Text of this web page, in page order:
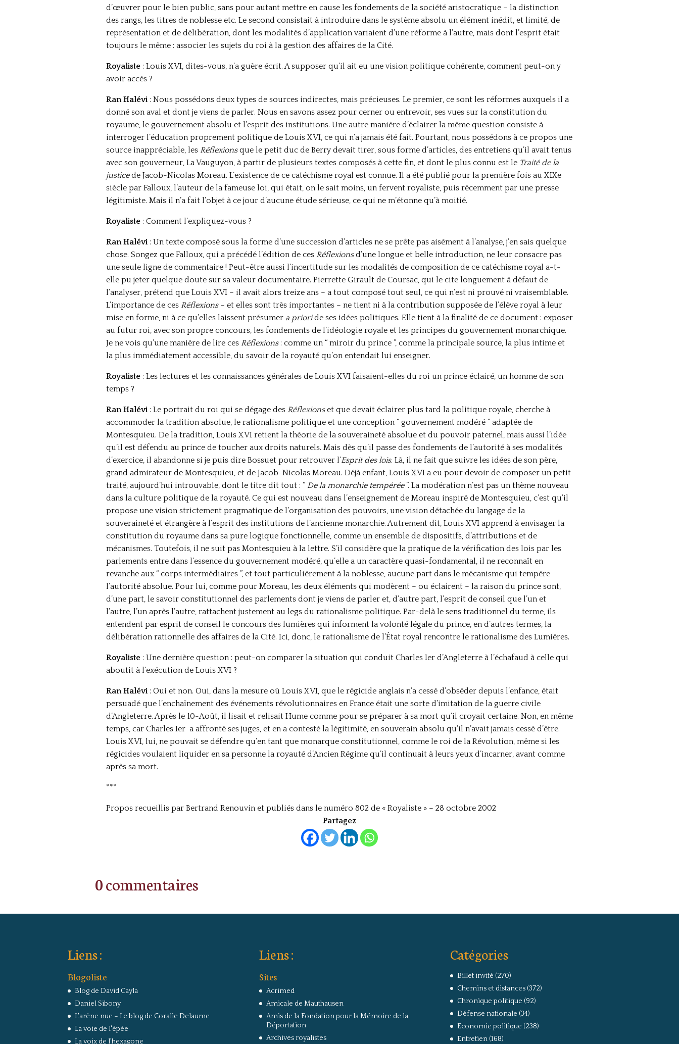
d’œuvrer pour le bien public, sans pour autant mettre en cause les fondements de la société aristocratique – la distinction
des rangs, les titres de noblesse etc. Le second consistait à introduire dans le système absolu un élément inédit, et limité, de
représentation et de délibération, dont les modalités d’application variaient d’une réforme à l’autre, mais dont l’esprit était
toujours le même : associer les sujets du roi à la gestion des affaires de la Cité.
Royaliste: Louis XVI, dites-vous, n’a guère écrit. A supposer qu’il ait eu une vision politique cohérente, comment peut-on y
avoir accès ?
Ran Halévi: Nous possédons deux types de sources indirectes, mais précieuses. Le premier, ce sont les réformes auxquels il a
donné son aval et dont je viens de parler. Nous en savons assez pour cerner ou entrevoir, ses vues sur la constitution du
royaume, le gouvernement absolu et l’esprit des institutions. Une autre manière d’éclairer la même question consiste à
interroger l’éducation proprement politique de Louis XVI, ce qui n’a jamais été fait. Pourtant, nous possédons à ce propos une
source inappréciable, les Réflexionsque le petit duc de Berry devait tirer, sous forme d’articles, des entretiens qu’il avait tenus
avec son gouverneur, La Vauguyon, à partir de plusieurs textes composés à cette fin, et dont le plus connu est leTraité de la
justicede Jacob-Nicolas Moreau. L’existence de ce catéchisme royal est connue. Il a été publié pour la première fois au XIXe
siècle par Falloux, l’auteur de la fameuse loi, qui était, on le sait moins, un fervent royaliste, puis récemment par une presse
légitimiste. Mais il n’a fait l’objet à ce jour d’aucune étude sérieuse, ce qui ne m’étonne qu’à moitié.
Royaliste: Comment l’expliquez-vous ?
Ran Halévi: Un texte composé sous la forme d’une succession d’articles ne se prête pas aisément à l’analyse, j’en sais quelque
chose. Songez que Falloux, qui a précédé l’édition de ces Réflexionsd’une longue et belle introduction, ne leur consacre pas
une seule ligne de commentaire ! Peut-être aussi l’incertitude sur les modalités de composition de ce catéchisme royal a-t-
elle pu jeter quelque doute sur sa valeur documentaire. Pierrette Girault de Coursac, qui le cite longuement à défaut de
l’analyser, prétend que Louis XVI – il avait alors treize ans – a tout composé tout seul, ce qui n’est ni prouvé ni vraisemblable.
L’importance de ces Réflexions– et elles sont très importantes – ne tient ni à la contribution supposée de l’élève royal à leur
mise en forme, ni à ce qu’elles laissent présumer a prioride ses idées politiques. Elle tient à la finalité de ce document : exposer
au futur roi, avec son propre concours, les fondements de l’idéologie royale et les principes du gouvernement monarchique.
Je ne vois qu’une manière de lire ces Réflexions: comme un “ miroir du prince ”, comme la principale source, la plus intime et
la plus immédiatement accessible, du savoir de la royauté qu’on entendait lui enseigner.
Royaliste: Les lectures et les connaissances générales de Louis XVI faisaient-elles du roi un prince éclairé, un homme de son
temps ?
Ran Halévi: Le portrait du roi qui se dégage des Réflexionset que devait éclairer plus tard la politique royale, cherche à
accommoder la tradition absolue, le rationalisme politique et une conception “ gouvernement modéré ” adaptée de
Montesquieu. De la tradition, Louis XVI retient la théorie de la souveraineté absolue et du pouvoir paternel, mais aussi l’idée
qu’il est défendu au prince de toucher aux droits naturels. Mais dès qu’il passe des fondements de l’autorité à ses modalités
d’exercice, il abandonne si je puis dire Bossuet pour retrouver l’Esprit des lois. Là, il ne fait que suivre les idées de son père,
grand admirateur de Montesquieu, et de Jacob-Nicolas Moreau. Déjà enfant, Louis XVI a eu pour devoir de composer un petit
traité, aujourd’hui introuvable, dont le titre dit tout : “ De la monarchie tempérée”. La modération n’est pas un thème nouveau
dans la culture politique de la royauté. Ce qui est nouveau dans l’enseignement de Moreau inspiré de Montesquieu, c’est qu’il
propose une vision strictement pragmatique de l’organisation des pouvoirs, une vision détachée du langage de la
souveraineté et étrangère à l’esprit des institutions de l’ancienne monarchie. Autrement dit, Louis XVI apprend à envisager la
constitution du royaume dans sa pure logique fonctionnelle, comme un ensemble de dispositifs, d’attributions et de
mécanismes. Toutefois, il ne suit pas Montesquieu à la lettre. S’il considère que la pratique de la vérification des lois par les
parlements entre dans l’essence du gouvernement modéré, qu’elle a un caractère quasi-fondamental, il ne reconnaît en
revanche aux “ corps intermédiaires ”, et tout particulièrement à la noblesse, aucune part dans le mécanisme qui tempère
l’autorité absolue. Pour lui, comme pour Moreau, les deux éléments qui modèrent – ou éclairent – la raison du prince sont,
d’une part, le savoir constitutionnel des parlements dont je viens de parler et, d’autre part, l’esprit de conseil que l’un et
l’autre, l’un après l’autre, rattachent justement au legs du rationalisme politique. Par-delà le sens traditionnel du terme, ils
entendent par esprit de conseil le concours des lumières qui informent la volonté légale du prince, en d’autres termes, la
délibération rationnelle des affaires de la Cité. Ici, donc, le rationalisme de l’État royal rencontre le rationalisme des Lumières.
Royaliste: Une dernière question : peut-on comparer la situation qui conduit Charles Ier d’Angleterre à l’échafaud à celle qui
aboutit à l’exécution de Louis XVI ?
Ran Halévi: Oui et non. Oui, dans la mesure où Louis XVI, que le régicide anglais n’a cessé d’obséder depuis l’enfance, était
persuadé que l’enchaînement des événements révolutionnaires en France était une sorte d’imitation de la guerre civile
d’Angleterre. Après le 10-Août, il lisait et relisait Hume comme pour se préparer à sa mort qu’il croyait certaine. Non, en même
temps, car Charles Ier a affronté ses juges, et en a contesté la légitimité, en souverain absolu qu’il n’avait jamais cessé d’être.
Louis XVI, lui, ne pouvait se défendre qu’en tant que monarque constitutionnel, comme le roi de la Révolution, même si les
régicides voulaient liquider en sa personne la royauté d’Ancien Régime qu’il continuait à leurs yeux d’incarner, avant comme
après sa mort.
***
Propos recueillis par Bertrand Renouvin et publiés dans le numéro 802 de « Royaliste » – 28 octobre 2002
Partagez
0 commentaires
Liens :
Blogoliste
Blog de David Cayla
Daniel Sibony
L'arêne nue – Le blog de Coralie Delaume
La voie de l'épée
La voix de l'hexagone
Liens :
Sites
Acrimed
Amicale de Mauthausen
Amis de la Fondation pour la Mémoire de la
Déportation
Archives royalistes
Catégories
Billet invité (270)
Chemins et distances(372)
Chronique politique (92)
Défense nationale (34)
Economie politique (238)
Entretien(168)